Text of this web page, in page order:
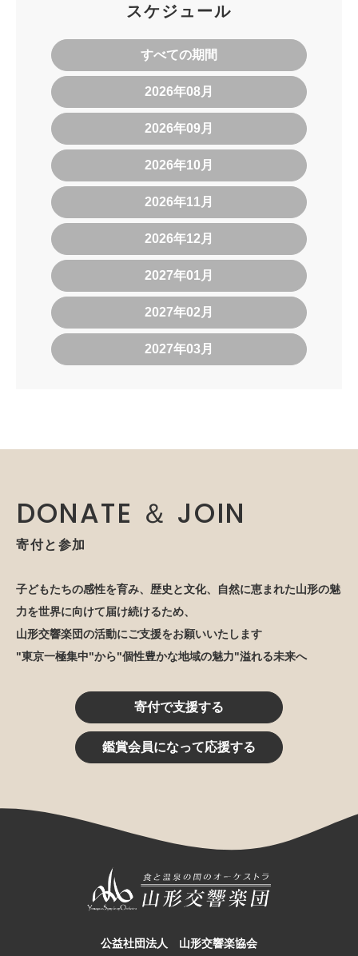
スケジュール
すべての期間
2026年08月
2026年09月
2026年10月
2026年11月
2026年12月
2027年01月
2027年02月
2027年03月
DONATE ＆ JOIN
寄付と参加
子どもたちの感性を育み、歴史と文化、自然に恵まれた山形の魅
力を世界に向けて届け続けるため、
山形交響楽団の活動にご支援をお願いいたします
"東京一極集中"から"個性豊かな地域の魅力"溢れる未来へ
寄付で支援する
鑑賞会員になって応援する
公益社団法人 山形交響楽協会